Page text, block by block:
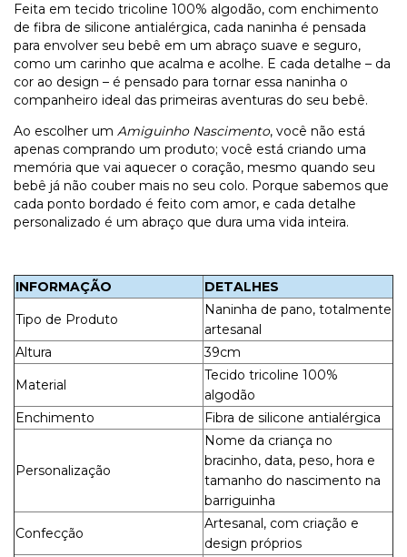
Feita em tecido tricoline 100% algodão, com enchimento
de fibra de silicone antialérgica, cada naninha é pensada
para envolver seu bebê em um abraço suave e seguro,
como um carinho que acalma e acolhe. E cada detalhe – da
cor ao design – é pensado para tornar essa naninha o
companheiro ideal das primeiras aventuras do seu bebê.
Ao escolher um Amiguinho Nascimento, você não está
apenas comprando um produto; você está criando uma
memória que vai aquecer o coração, mesmo quando seu
bebê já não couber mais no seu colo. Porque sabemos que
cada ponto bordado é feito com amor, e cada detalhe
personalizado é um abraço que dura uma vida inteira.
INFORMAÇÃO
DETALHES
Tipo de Produto
Naninha de pano, totalmente
artesanal
Altura
39cm
Material
Tecido tricoline 100%
algodão
Enchimento
Fibra de silicone antialérgica
Personalização
Nome da criança no
bracinho, data, peso, hora e
tamanho do nascimento na
barriguinha
Confecção
Artesanal, com criação e
design próprios